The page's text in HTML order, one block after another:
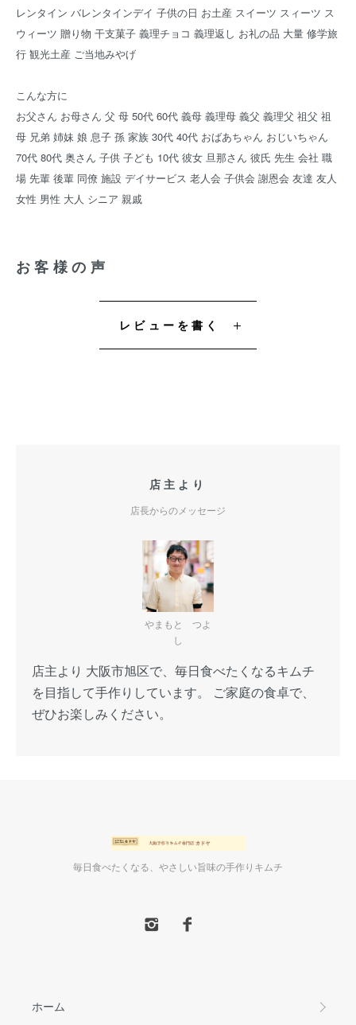
レンタイン バレンタインデイ 子供の日 お土産 スイーツ スィーツ ス
ウィーツ 贈り物 干支菓子 義理チョコ 義理返し お礼の品 大量 修学旅
行 観光土産 ご当地みやげ
こんな方に
お父さん お母さん 父 母 50代 60代 義母 義理母 義父 義理父 祖父 祖
母 兄弟 姉妹 娘 息子 孫 家族 30代 40代 おばあちゃん おじいちゃん
70代 80代 奥さん 子供 子ども 10代 彼女 旦那さん 彼氏 先生 会社 職
場 先輩 後輩 同僚 施設 デイサービス 老人会 子供会 謝恩会 友達 友人
女性 男性 大人 シニア 親戚
お客様の声
レビューを書く
店主より
店長からのメッセージ
やまもと つよ
し
店主より 大阪市旭区で、毎日食べたくなるキムチ
を目指して手作りしています。 ご家庭の食卓で、
ぜひお楽しみください。
毎日食べたくなる、やさしい旨味の手作りキムチ
ホーム